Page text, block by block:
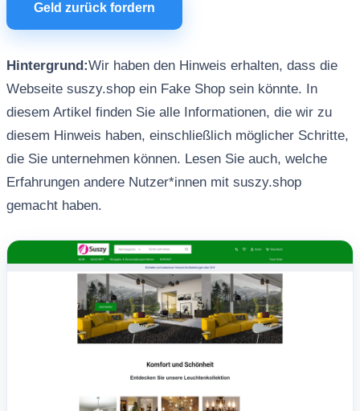
Geld zurück fordern
Hintergrund:Wir haben den Hinweis erhalten, dass die
Webseite suszy.shop ein Fake Shop sein könnte. In
diesem Artikel finden Sie alle Informationen, die wir zu
diesem Hinweis haben, einschließlich möglicher Schritte,
die Sie unternehmen können. Lesen Sie auch, welche
Erfahrungen andere Nutzer*innen mit suszy.shop
gemacht haben.